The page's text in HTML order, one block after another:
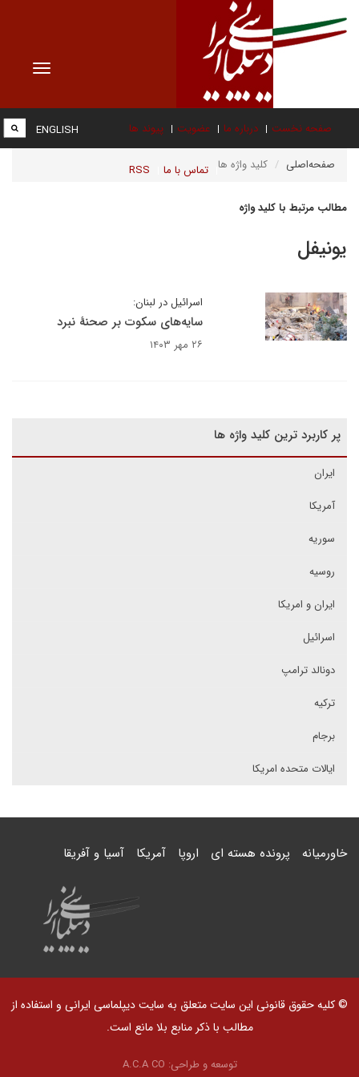
Toggle
صفحه نخست درباره ما عضویت پیوند ها
تماس با ما RSS
ENGLISH
صفحه‌اصلی کلید واژه ها
مطالب مرتبط با کلید واژه
یونیفل
اسرائیل در لبنان:
سایه‌های سکوت بر صحنهٔ نبرد
۲۶ مهر ۱۴۰۳
پر کاربرد ترین کلید واژه ها
ایران
آمریکا
سوریه
روسیه
ایران و امریکا
اسرائیل
دونالد ترامپ
ترکیه
برجام
ایالات متحده امریکا
خاورمیانه پرونده هسته ای اروپا آمریکا آسیا و آفریقا
© کلیه حقوق قانونی این سایت متعلق به سایت دیپلماسی ایرانی و استفاده از
مطالب با ذکر منابع بلا مانع است.
توسعه و طراحی: A.C.A CO